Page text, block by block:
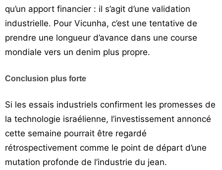
qu’un apport financier : il s’agit d’une validation
industrielle. Pour Vicunha, c’est une tentative de
prendre une longueur d’avance dans une course
mondiale vers un denim plus propre.
Conclusion plus forte
Si les essais industriels confirment les promesses de
la technologie israélienne, l’investissement annoncé
cette semaine pourrait être regardé
rétrospectivement comme le point de départ d’une
mutation profonde de l’industrie du jean.